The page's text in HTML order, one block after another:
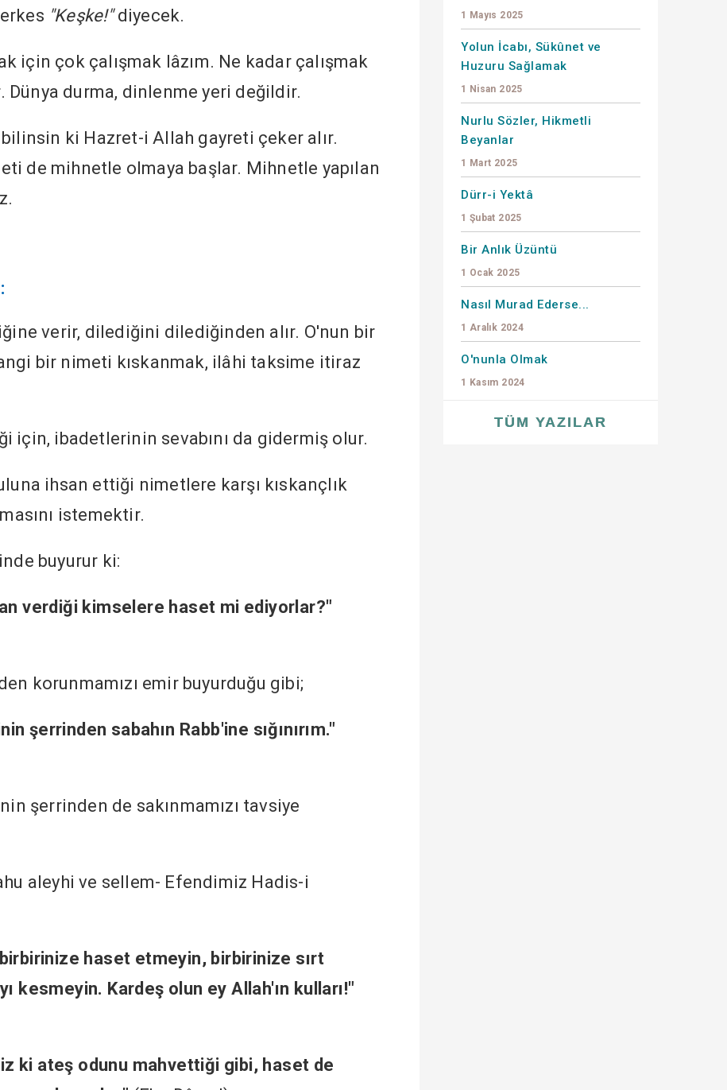
"Keşke!"diyecek.
için çok çalışmak lâzım. Ne kadar çalışmak
Dünya durma, dinlenme yeri değildir.
ki Hazret-i Allah gayreti çeker alır.
de mihnetle olmaya başlar. Mihnetle yapılan
verir, dilediğini dilediğinden alır. O'nun bir
bir nimeti kıskanmak, ilâhi taksime itiraz
için, ibadetlerinin sevabını da gidermiş olur.
ihsan ettiği nimetlere karşı kıskançlık
istemektir.
buyurur ki:
verdiği kimselere haset mi ediyorlar?"
korunmamızı emir buyurduğu gibi;
şerrinden sabahın Rabb'ine sığınırım."
şerrinden de sakınmamızı tavsiye
aleyhi ve sellem- Efendimiz Hadis-i
haset etmeyin, birbirinize sırt
kesmeyin. Kardeş olun ey Allah'ın kulları!"
ki ateş odunu mahvettiği gibi, haset de
1 Mayıs 2025
Yolun İcabı, Sükûnet ve
Huzuru Sağlamak
1 Nisan 2025
Nurlu Sözler, Hikmetli
Beyanlar
1 Mart 2025
Dürr-i Yektâ
1 Şubat 2025
Bir Anlık Üzüntü
1 Ocak 2025
Nasıl Murad Ederse...
1 Aralık 2024
O'nunla Olmak
1 Kasım 2024
TÜM YAZILAR